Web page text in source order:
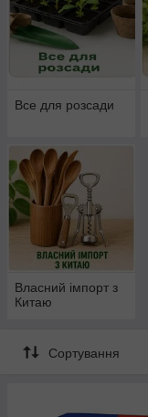
Все для розсади
Власний імпорт з
Китаю
Сортування